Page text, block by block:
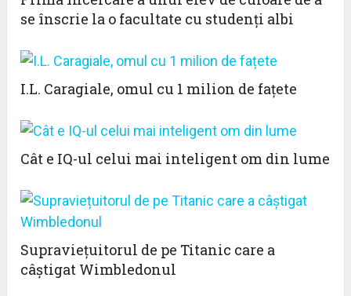
se înscrie la o facultate cu studenți albi
I.L. Caragiale, omul cu 1 milion de fațete
Cât e IQ-ul celui mai inteligent om din lume
Supraviețuitorul de pe Titanic care a
câștigat Wimbledonul